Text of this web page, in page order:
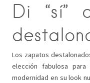
Di “sí”
Los zapatos
elección fabulosa
modernidad en su look